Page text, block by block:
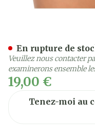
19,00 €
Tenez-moi au
En rupture de
Veuillez nous contacter
examinerons ensemble